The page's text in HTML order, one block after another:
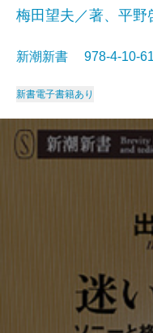
梅田望夫／著、平野
新潮新書 978-4-10-
新書電子書籍あり